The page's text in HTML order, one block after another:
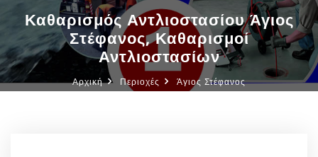
Καθαρισμός Αντλιοστασίου Άγιος
Στέφανος, Καθαρισμοί
Αντλιοστασίων
Αρχική Περιοχές Άγιος Στέφανος